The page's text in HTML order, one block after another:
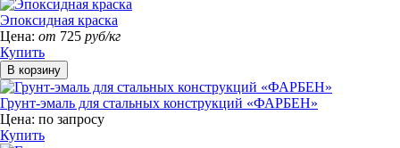
Эпоксидная краска
Цена: от 725 руб/кг
Купить
Грунт-эмаль для стальных конструкций «ФАРБЕН»
Цена: по запросу
Купить